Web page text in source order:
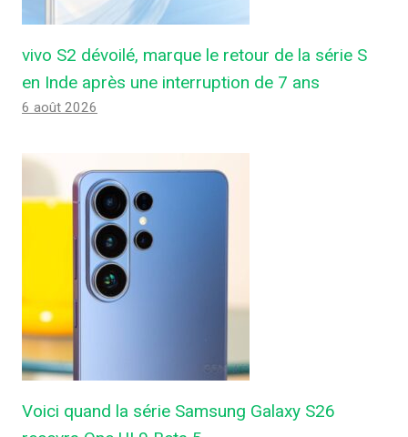
vivo S2 dévoilé, marque le retour de la série S
en Inde après une interruption de 7 ans
6 août 2026
Voici quand la série Samsung Galaxy S26